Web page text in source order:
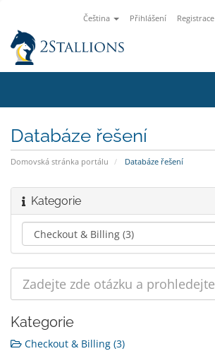
Čeština Přihlášení Registrace
Databáze řešení
Domovská stránka portálu Databáze řešení
Kategorie
Kategorie
Checkout & Billing (3)